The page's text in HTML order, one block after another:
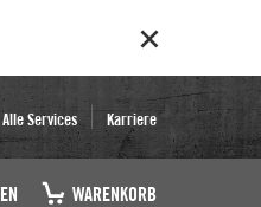
Alle Services Karriere
WARENKORB